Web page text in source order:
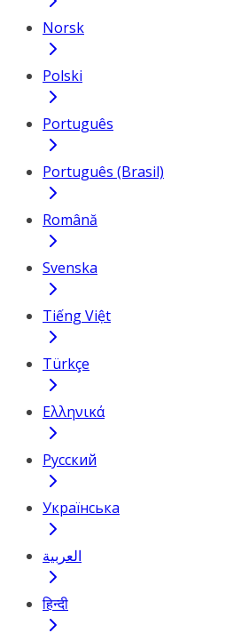
Norsk
Polski
Português
Português (Brasil)
Română
Svenska
Tiếng Việt
Türkçe
Ελληνικά
Русский
Українська
العربية
हिन्दी